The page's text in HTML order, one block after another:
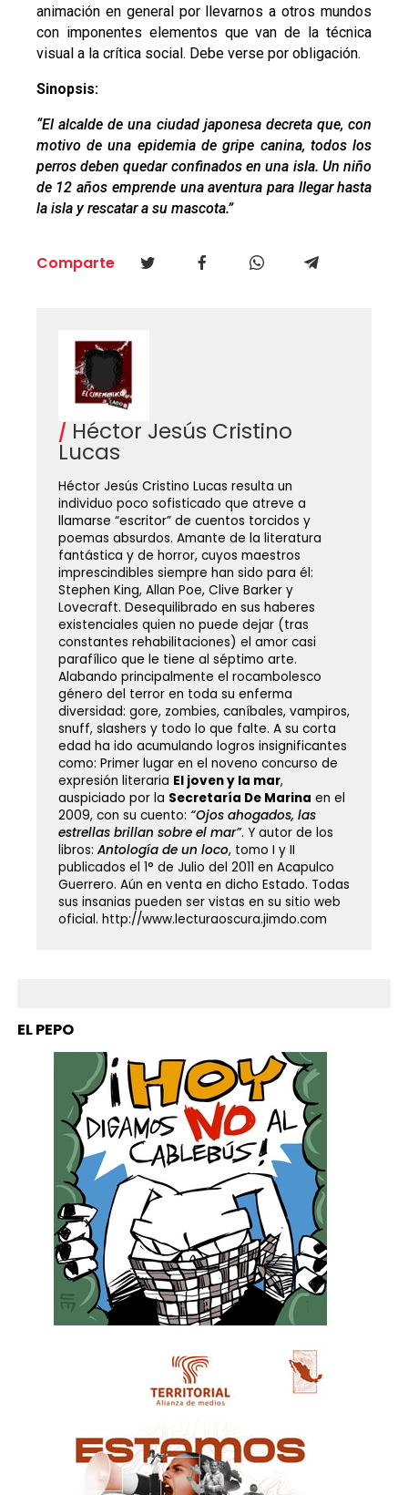
animación en general por llevarnos a otros mundos
con imponentes elementos que van de la técnica
visual a la crítica social. Debe verse por obligación.
Sinopsis:
“El alcalde de una ciudad japonesa decreta que, con
motivo de una epidemia de gripe canina, todos los
perros deben quedar confinados en una isla. Un niño
de 12 años emprende una aventura para llegar hasta
la isla y rescatar a su mascota.”
Comparte
Héctor Jesús Cristino
Lucas
Héctor Jesús Cristino Lucas resulta un
individuo poco sofisticado que atreve a
llamarse “escritor” de cuentos torcidos y
poemas absurdos. Amante de la literatura
fantástica y de horror, cuyos maestros
imprescindibles siempre han sido para él:
Stephen King, Allan Poe, Clive Barker y
Lovecraft. Desequilibrado en sus haberes
existenciales quien no puede dejar (tras
constantes rehabilitaciones) el amor casi
parafílico que le tiene al séptimo arte.
Alabando principalmente el rocambolesco
género del terror en toda su enferma
diversidad: gore, zombies, caníbales, vampiros,
snuff, slashers y todo lo que falte. A su corta
edad ha ido acumulando logros insignificantes
como: Primer lugar en el noveno concurso de
expresión literaria El joven y la mar,
auspiciado por la Secretaría De Marina en el
2009, con su cuento: “Ojos ahogados, las
estrellas brillan sobre el mar”. Y autor de los
libros: Antología de un loco, tomo I y II
publicados el 1° de Julio del 2011 en Acapulco
Guerrero. Aún en venta en dicho Estado. Todas
sus insanias pueden ser vistas en su sitio web
oficial. http://www.lecturaoscura.jimdo.com
EL PEPO